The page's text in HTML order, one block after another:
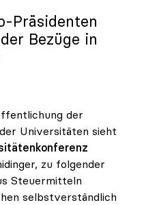
-Präsidenten
Bezüge in
der
Universitäten sieht
zu folgender
Steuermitteln
selbstverständlich